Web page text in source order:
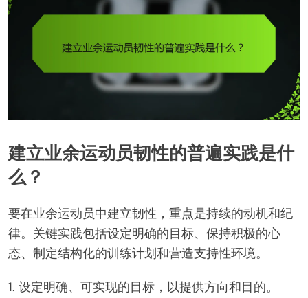
建立业余运动员韧性的普遍实践是什
么？
要在业余运动员中建立韧性，重点是持续的动机和纪
律。关键实践包括设定明确的目标、保持积极的心
态、制定结构化的训练计划和营造支持性环境。
1. 设定明确、可实现的目标，以提供方向和目的。